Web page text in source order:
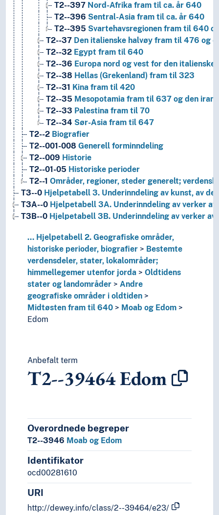
T2--397 Nord-Afrika fram til ca. år 640
T2--396 Sentral-Asia fram til ca. år 640
T2--395 Svartehavsregionen fram til 640
T2--37 Den italienske halvøy fram til 476 og
T2--32 Egypt fram til 640
T2--36 Europa nord og vest for den
T2--38 Hellas (Grekenland) fram til 323
T2--31 Kina fram til 420
T2--35 Mesopotamia fram til 637 og den
T2--33 Palestina fram til 70
T2--34 Sør-Asia fram til 647
T2--2 Biografier
T2--001-008 Generell forminndeling
T2--009 Historie
T2--01-05 Historiske perioder
T2--1 Områder, regioner, steder generelt;
T3--0 Hjelpetabell 3. Underinndeling av kunst, av
T3A--0 Hjelpetabell 3A. Underinndeling av verker
T3B--0 Hjelpetabell 3B. Underinndeling av verker
T4--0Hjelpetabell 4. Underinndeling av de enkelte
T5--0Hjelpetabell 5. Etniske og nasjonale grupper
T6--0Hjelpetabell 6. Språk
Informatikk, informasjon og generelle verker
Kunst og fritid
Litteratur
Naturvitenskap
Religion
Teknologi
... Hjelpetabell 2. Geografiske områder,
historiske perioder, biografier
Bestemte
verdensdeler, stater, lokalområder;
himmellegemer utenfor jorda
Oldtidens
stater og landområder
Andre
geografiske områder i oldtiden
Midtøsten fram til 640
Moab og Edom
Edom
Anbefalt term
T2--39464Edom
Overordnede begreper
T2--3946 Moab og Edom
Identifikator
ocd00281610
URI
http://dewey.info/class/2--39464/e23/